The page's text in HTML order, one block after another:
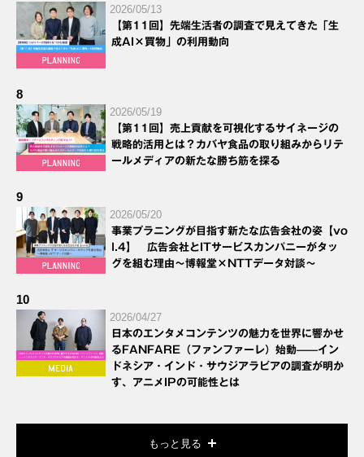
2026/05/13
【第11回】先端生活者の調査で見えてきた「生
成AI×買物」の利用動向
8
2026/05/19
【第11回】売上貢献を可視化するサイネージの
戦略的活用とは？カバヤ食品の取り組みからリテ
ールメディアの新たな勝ち筋を探る
9
2026/05/20
事業プラニングが目指す新たな広告会社の姿【vo
l.4】 広告会社とITサービスカンパニーがタッ
グを組む理由～博報堂×NTTデータ対談～
10
2026/04/27
日本のエンタメコンテンツの魅力を世界に響かせ
るFANFARE（ファンファーレ）始動——イン
ドネシア・インド・サウジアラビアの調査が明か
す、アニメIPの可能性とは
もっと見る